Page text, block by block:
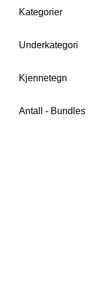
Kategorier
Underkategori
Kjennetegn
Antall - Bundles